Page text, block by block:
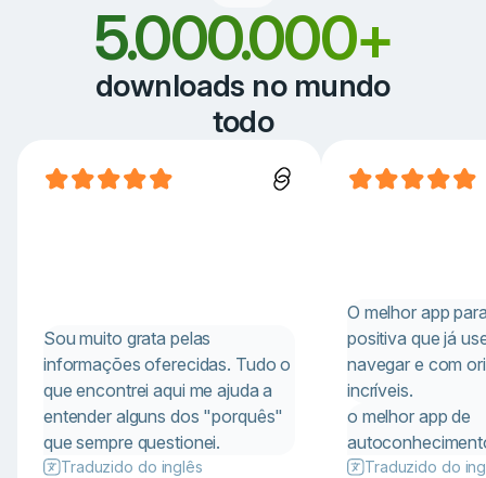
5.000.000+
downloads no mundo
todo
Sou muito grata pelas
informações oferecidas. Tudo o
que encontrei aqui me ajuda a
entender alguns dos "porquês"
que sempre questionei.
Traduzido do inglês
O melhor app
positiva que já
navegar e com
incríveis.
o melhor app de
Traduzido do